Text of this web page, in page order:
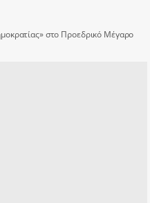
στο Προεδρικό Μέγαρο